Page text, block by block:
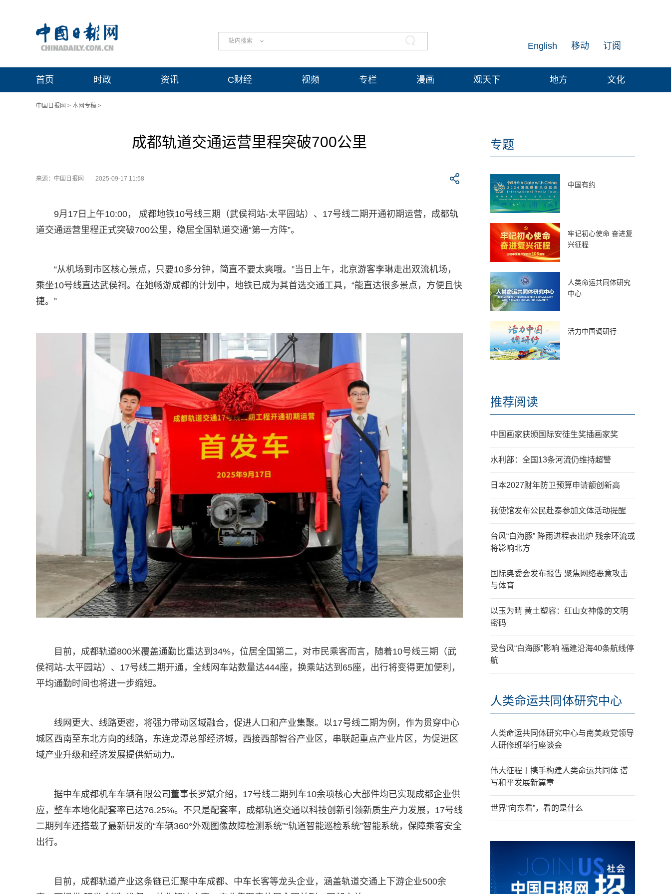
站内搜索 订阅
移动
English
首页 时政 资讯 C财经 视频 专栏 漫画 观天下 地方 文化
中国日报网 > 本网专稿 >
成都轨道交通运营里程突破700公里
来源：中国日报网 2025-09-17 11:58
9月17日上午10:00， 成都地铁10号线三期（武侯祠站-太平园站）、17号线二期开通初期运营，成都轨
道交通运营里程正式突破700公里，稳居全国轨道交通“第一方阵”。
“从机场到市区核心景点，只要10多分钟，简直不要太爽哦。”当日上午，北京游客李琳走出双流机场，
乘坐10号线直达武侯祠。在她畅游成都的计划中，地铁已成为其首选交通工具，“能直达很多景点，方便且快
捷。”
目前，成都轨道800米覆盖通勤比重达到34%，位居全国第二，对市民乘客而言，随着10号线三期（武
侯祠站-太平园站）、17号线二期开通，全线网车站数量达444座，换乘站达到65座，出行将变得更加便利，
平均通勤时间也将进一步缩短。
线网更大、线路更密，将强力带动区域融合，促进人口和产业集聚。以17号线二期为例，作为贯穿中心
城区西南至东北方向的线路，东连龙潭总部经济城，西接西部智谷产业区，串联起重点产业片区，为促进区
域产业升级和经济发展提供新动力。
据中车成都机车车辆有限公司董事长罗斌介绍，17号线二期列车10余项核心大部件均已实现成都企业供
应，整车本地化配套率已达76.25%。不只是配套率，成都轨道交通以科技创新引领新质生产力发展，17号线
二期列车还搭载了最新研发的“车辆360°外观图像故障检测系统”“轨道智能巡检系统”智能系统，保障乘客安全
出行。
目前，成都轨道产业这条链已汇聚中车成都、中车长客等龙头企业，涵盖轨道交通上下游企业500余
专题
中国有约
牢记初心使命 奋进复
兴征程
人类命运共同体研究
中心
活力中国调研行
推荐阅读
中国画家获颁国际安徒生奖插画家奖
水利部：全国13条河流仍维持超警
日本2027财年防卫预算申请额创新高
我使馆发布公民赴泰参加文体活动提醒
台风“白海豚” 降雨进程表出炉 残余环流或
将影响北方
国际奥委会发布报告 聚焦网络恶意攻击
与体育
以玉为睛 黄土塑容：红山女神像的文明
密码
受台风“白海豚”影响 福建沿海40条航线停
航
人类命运共同体研究中心
人类命运共同体研究中心与南美政党领导
人研修班举行座谈会
伟大征程丨携手构建人类命运共同体 谱
写和平发展新篇章
世界“向东看”，看的是什么